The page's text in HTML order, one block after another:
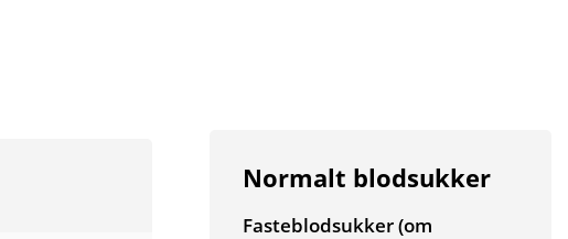
Normalt blodsukker
Fasteblodsukker (om